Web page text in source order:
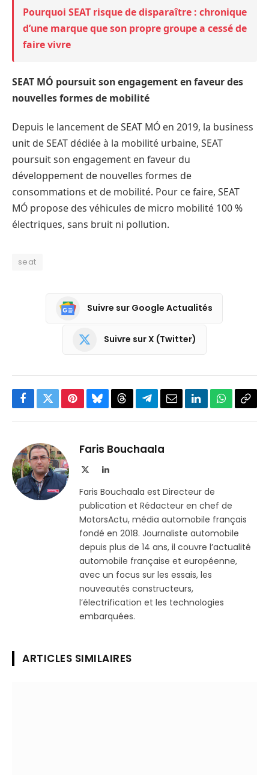
Pourquoi SEAT risque de disparaître : chronique
d’une marque que son propre groupe a cessé de
faire vivre
SEAT MÓ poursuit son engagement en faveur des
nouvelles formes de mobilité
Depuis le lancement de SEAT MÓ en 2019, la business
unit de SEAT dédiée à la mobilité urbaine, SEAT
poursuit son engagement en faveur du
développement de nouvelles formes de
consommations et de mobilité. Pour ce faire, SEAT
MÓ propose des véhicules de micro mobilité 100 %
électriques, sans bruit ni pollution.
seat
Suivre sur Google Actualités
Suivre sur X (Twitter)
Facebook
TwitterPinterestBlueskyThreadsPartager
Telegram
EmailLinkedInWhatsApp
Faris Bouchaala
LinkedIn
Faris Bouchaala est Directeur de
publication et Rédacteur en chef de
MotorsActu, média automobile français
fondé en 2018. Journaliste automobile
depuis plus de 14 ans, il couvre l’actualité
automobile française et européenne,
avec un focus sur les essais, les
nouveautés constructeurs,
l’électrification et les technologies
embarquées.
ARTICLES SIMILAIRES